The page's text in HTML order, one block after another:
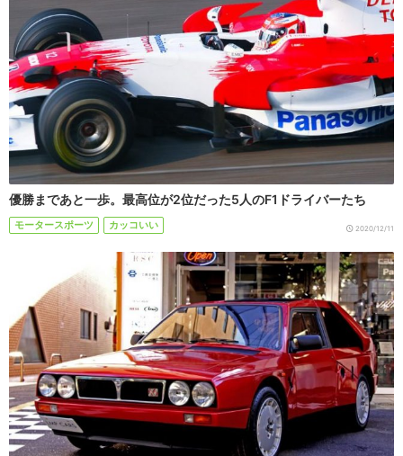
優勝まであと一歩。最高位が2位だった5人のF1ドライバーたち
モータースポーツ カッコいい 2020/12/11